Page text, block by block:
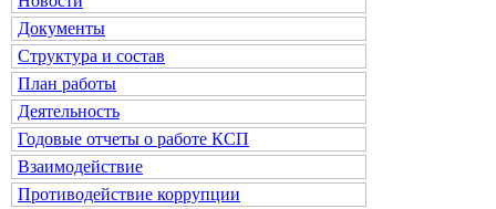
Документы
Структура и состав
План работы
Деятельность
Годовые отчеты о работе КСП
Взаимодействие
Противодействие коррупции